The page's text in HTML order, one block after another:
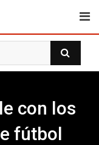
con los
fútbol